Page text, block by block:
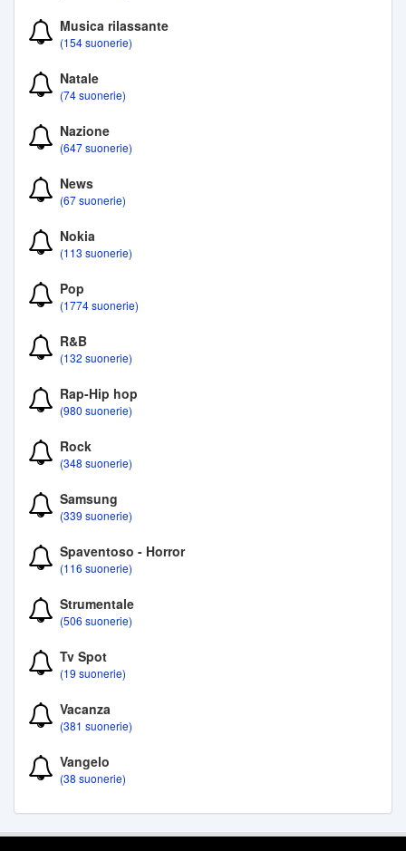
Musica rilassante
(154 suonerie)
Natale
(74 suonerie)
Nazione
(647 suonerie)
News
(67 suonerie)
Nokia
(113 suonerie)
Pop
(1774 suonerie)
R&B
(132 suonerie)
Rap-Hip hop
(980 suonerie)
Rock
(348 suonerie)
Samsung
(339 suonerie)
Spaventoso - Horror
(116 suonerie)
Strumentale
(506 suonerie)
Tv Spot
(19 suonerie)
Vacanza
(381 suonerie)
Vangelo
(38 suonerie)